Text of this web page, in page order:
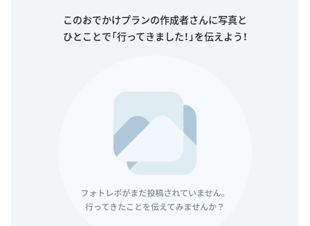
このおでかけプランの作成者さんに写真と
ひとことで「行ってきました！」を伝えよう！